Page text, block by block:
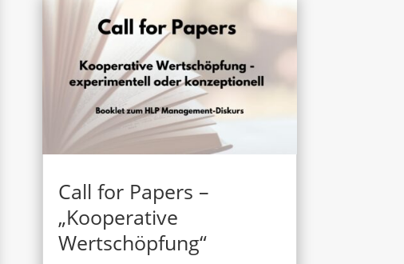
Call for Papers –
„Kooperative
Wertschöpfung“